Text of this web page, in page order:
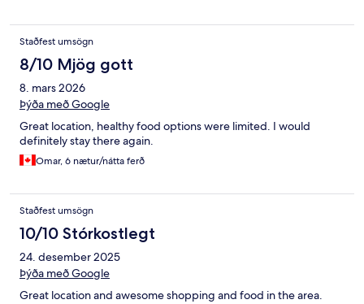
Staðfest umsögn
8/10 Mjög gott
8. mars 2026
Þýða með Google
Great location, healthy food options were limited. I would
definitely stay there again.
Omar, 6 nætur/nátta ferð
Staðfest umsögn
10/10 Stórkostlegt
24. desember 2025
Þýða með Google
Great location and awesome shopping and food in the area.